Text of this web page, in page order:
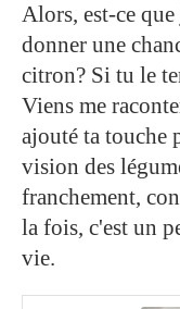
Alors, est-ce
donner une
citron? Si tu le
Viens me
ajouté ta touche
vision des
franchement,
la fois, c'est un
vie.